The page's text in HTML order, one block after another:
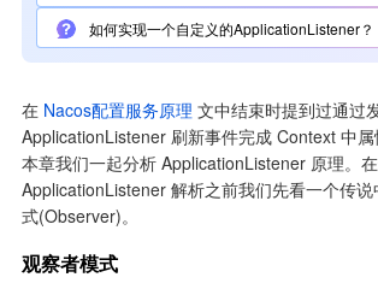
如何实现一个自定义的ApplicationListener？
在 Nacos配置服务原理 文中结束时提到过通过
ApplicationListener 刷新事件完成 Context 中
本章我们一起分析 ApplicationListener 原理。
ApplicationListener 解析之前我们先看一个传
式(Observer)。
观察者模式